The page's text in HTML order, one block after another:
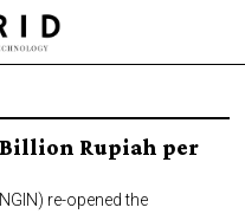
Billion Rupiah per
re-opened the